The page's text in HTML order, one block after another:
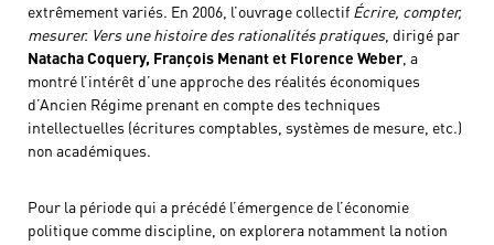
extrêmement variés. En 2006, l’ouvrage collectif Écrire, compter,
mesurer. Vers une histoire des rationalités pratiques, dirigé par
Natacha Coquery, François Menant et Florence Weber, a
montré l’intérêt d’une approche des réalités économiques
d’Ancien Régime prenant en compte des techniques
intellectuelles (écritures comptables, systèmes de mesure, etc.)
non académiques.
Pour la période qui a précédé l’émergence de l’économie
politique comme discipline, on explorera notamment la notion